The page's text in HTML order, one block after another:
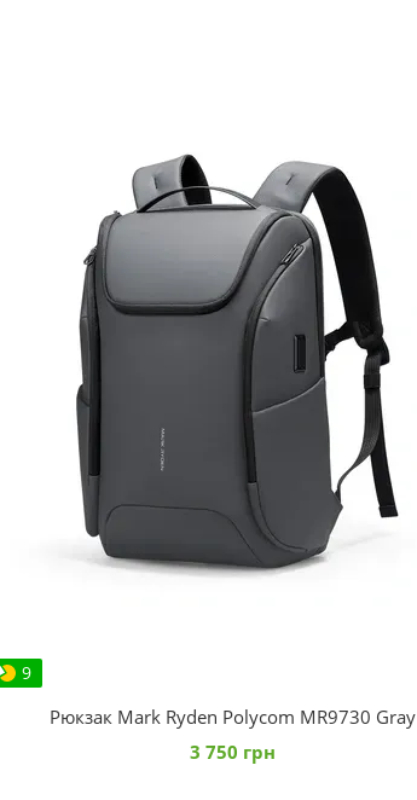
9
Рюкзак Mark Ryden Polycom MR9730 Gray
3 750 грн